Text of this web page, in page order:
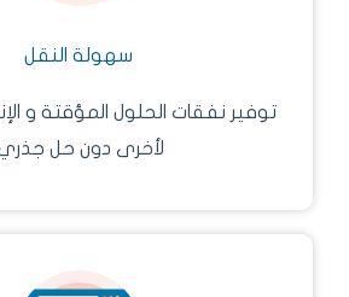
سهولة النقل
توفير نفقات الحلول المؤقتة و
لأخرى دون حل